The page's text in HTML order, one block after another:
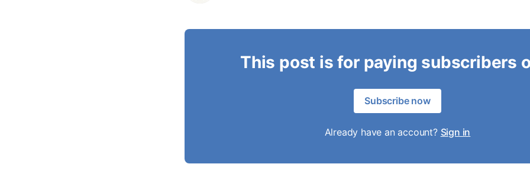
This post is for paying subscribers
Subscribe now
Already have an account? Sign in